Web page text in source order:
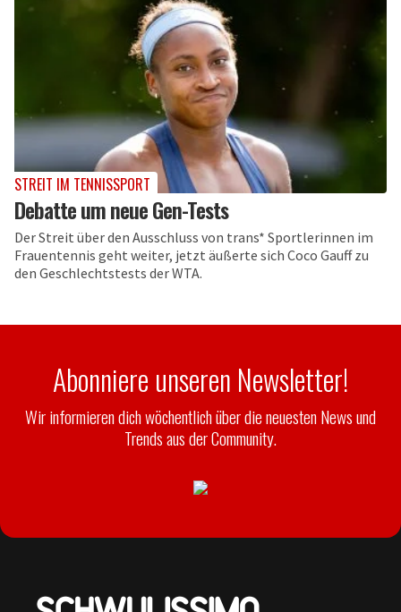
STREIT IM TENNISSPORT
Debatte um neue Gen-Tests
Der Streit über den Ausschluss von trans* Sportlerinnen im
Frauentennis geht weiter, jetzt äußerte sich Coco Gauff zu
den Geschlechtstests der WTA.
Abonniere unseren Newsletter!
Wir informieren dich wöchentlich über die neuesten News und
Trends aus der Community.